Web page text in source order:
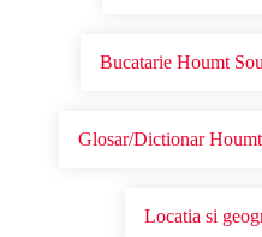
Bucatarie Houmt
Glosar/Dictionar
Locatia si